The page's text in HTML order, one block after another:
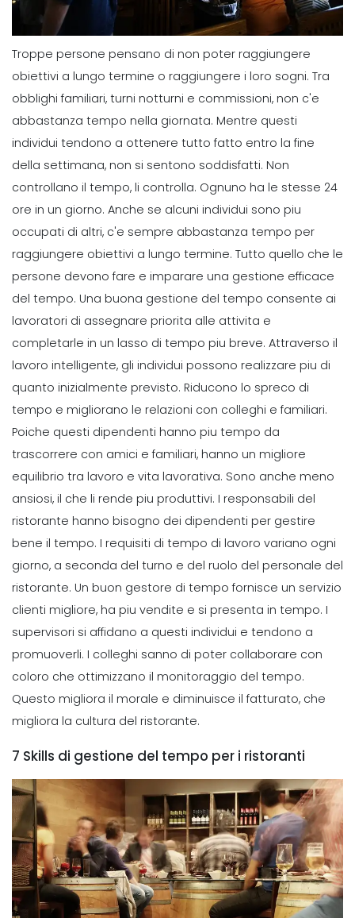
Troppe persone pensano di non poter raggiungere
obiettivi a lungo termine o raggiungere i loro sogni. Tra
obblighi familiari, turni notturni e commissioni, non c'e
abbastanza tempo nella giornata. Mentre questi
individui tendono a ottenere tutto fatto entro la fine
della settimana, non si sentono soddisfatti. Non
controllano il tempo, li controlla. Ognuno ha le stesse 24
ore in un giorno. Anche se alcuni individui sono piu
occupati di altri, c'e sempre abbastanza tempo per
raggiungere obiettivi a lungo termine. Tutto quello che le
persone devono fare e imparare una gestione efficace
del tempo. Una buona gestione del tempo consente ai
lavoratori di assegnare priorita alle attivita e
completarle in un lasso di tempo piu breve. Attraverso il
lavoro intelligente, gli individui possono realizzare piu di
quanto inizialmente previsto. Riducono lo spreco di
tempo e migliorano le relazioni con colleghi e familiari.
Poiche questi dipendenti hanno piu tempo da
trascorrere con amici e familiari, hanno un migliore
equilibrio tra lavoro e vita lavorativa. Sono anche meno
ansiosi, il che li rende piu produttivi. I responsabili del
ristorante hanno bisogno dei dipendenti per gestire
bene il tempo. I requisiti di tempo di lavoro variano ogni
giorno, a seconda del turno e del ruolo del personale del
ristorante. Un buon gestore di tempo fornisce un servizio
clienti migliore, ha piu vendite e si presenta in tempo. I
supervisori si affidano a questi individui e tendono a
promuoverli. I colleghi sanno di poter collaborare con
coloro che ottimizzano il monitoraggio del tempo.
Questo migliora il morale e diminuisce il fatturato, che
migliora la cultura del ristorante.
7 Skills di gestione del tempo per i ristoranti